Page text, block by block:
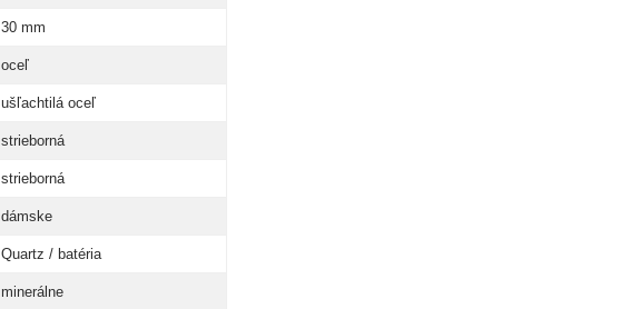
30 mm
oceľ
ušľachtilá oceľ
strieborná
strieborná
dámske
Quartz / batéria
minerálne